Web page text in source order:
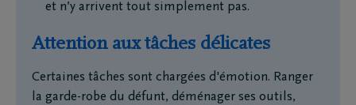
et n’y arrivent tout simplement pas.
Attention aux tâches délicates
Certaines tâches sont chargées d'émotion. Ranger
la garde-robe du défunt, déménager ses outils,